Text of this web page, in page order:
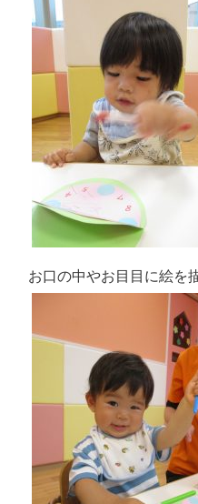
お口の中やお目目に絵を